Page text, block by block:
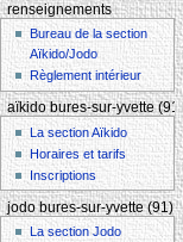
renseignements
Bureau de la section
Aïkido/Jodo
Règlement intérieur
aïkido bures-sur-yvette (91)
La section Aïkido
Horaires et tarifs
Inscriptions
jodo bures-sur-yvette (91)
La section Jodo